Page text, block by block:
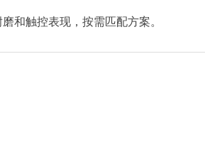
和触控表现，按需匹配方案。